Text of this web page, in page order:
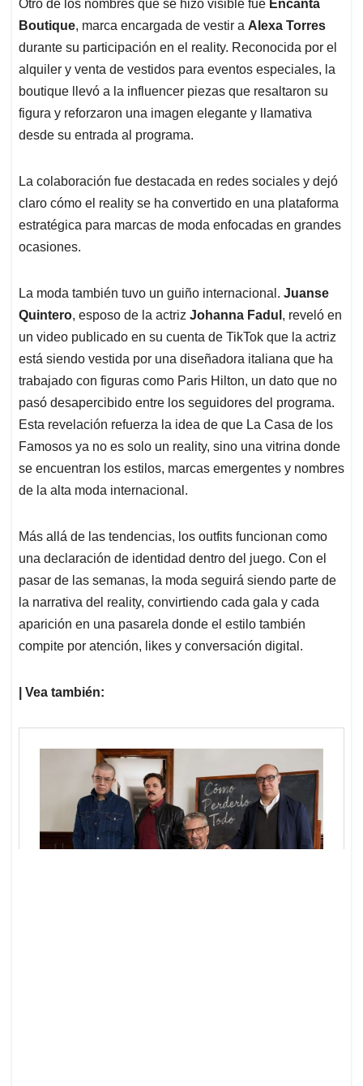
Otro de los nombres que se hizo visible fue Encanta
Boutique, marca encargada de vestir a Alexa Torres
durante su participación en el reality. Reconocida por el
alquiler y venta de vestidos para eventos especiales, la
boutique llevó a la influencer piezas que resaltaron su
figura y reforzaron una imagen elegante y llamativa
desde su entrada al programa.
La colaboración fue destacada en redes sociales y dejó
claro cómo el reality se ha convertido en una plataforma
estratégica para marcas de moda enfocadas en grandes
ocasiones.
La moda también tuvo un guiño internacional. Juanse
Quintero, esposo de la actriz Johanna Fadul , reveló en
un video publicado en su cuenta de TikTok que la actriz
está siendo vestida por una diseñadora italiana que ha
trabajado con figuras como Paris Hilton, un dato que no
pasó desapercibido entre los seguidores del programa.
Esta revelación refuerza la idea de que La Casa de los
Famosos ya no es solo un reality, sino una vitrina donde
se encuentran los estilos, marcas emergentes y nombres
de la alta moda internacional.
Más allá de las tendencias, los outfits funcionan como
una declaración de identidad dentro del juego. Con el
pasar de las semanas, la moda seguirá siendo parte de
la narrativa del reality, convirtiendo cada gala y cada
aparición en una pasarela donde el estilo también
compite por atención, likes y conversación digital.
| Vea también: